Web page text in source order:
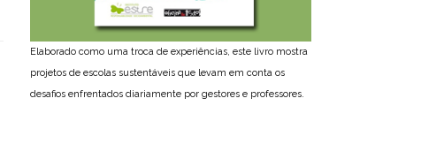
Elaborado como uma troca de experiências, este livro mostra
projetos de escolas sustentáveis que levam em conta os
desafios enfrentados diariamente por gestores e professores.